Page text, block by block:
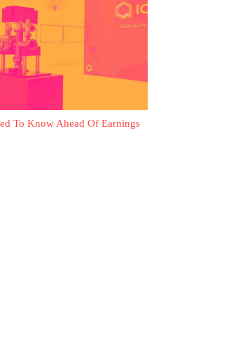
To Know Ahead Of Earnings